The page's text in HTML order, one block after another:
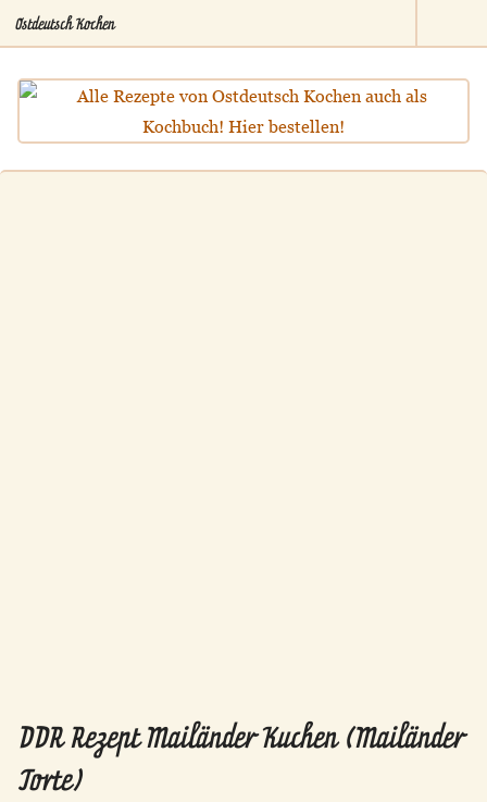
Ostdeutsch Kochen
DDR Rezept Mailänder Kuchen (Mailänder
Torte)